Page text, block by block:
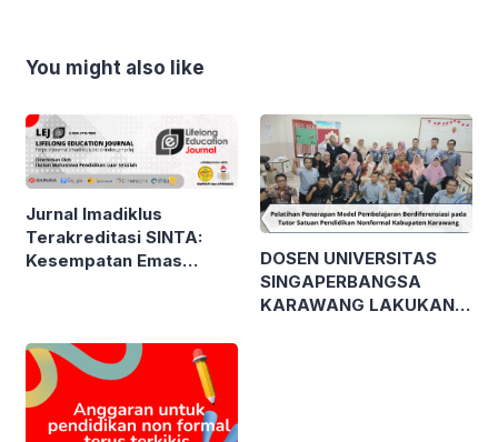
You might also like
Jurnal Imadiklus
Terakreditasi SINTA:
Kesempatan Emas
DOSEN UNIVERSITAS
SINGAPERBANGSA
KARAWANG LAKUKAN